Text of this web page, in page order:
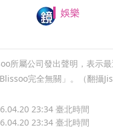
娛樂
所屬公司發出聲明，表示
完全無關」。（翻攝
23:34 臺北時間
23:34 臺北時間